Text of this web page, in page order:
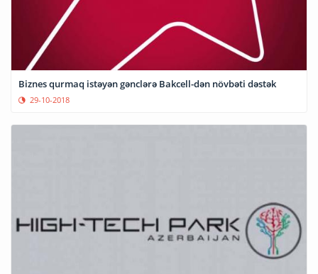
Biznes qurmaq istəyən gənclərə Bakcell-dən növbəti dəstək
29-10-2018